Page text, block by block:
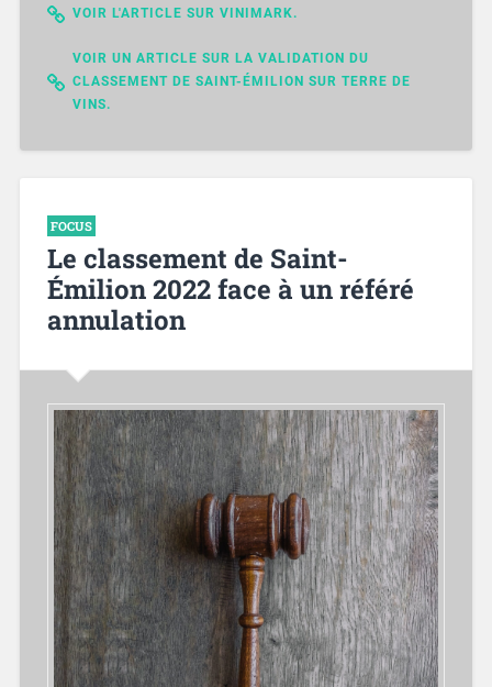
VOIR L'ARTICLE SUR VINIMARK.
VOIR UN ARTICLE SUR LA VALIDATION DU
CLASSEMENT DE SAINT-ÉMILION SUR TERRE DE
VINS.
FOCUS
Le classement de Saint-
Émilion 2022 face à un référé
annulation